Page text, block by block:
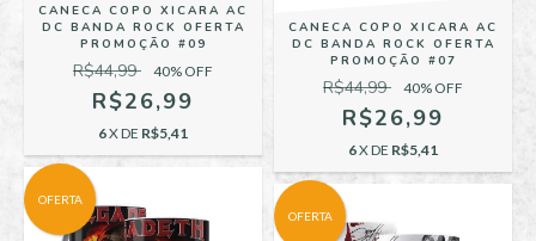
CANECA COPO XICARA AC
DC BANDA ROCK OFERTA
PROMOÇÃO #09
R$44,99 40% OFF
R$26,99
6X DE R$5,41
CANECA COPO XICARA AC
DC BANDA ROCK OFERTA
PROMOÇÃO #07
R$44,99 40% OFF
R$26,99
6X DE R$5,41
OFERTA
OFERTA